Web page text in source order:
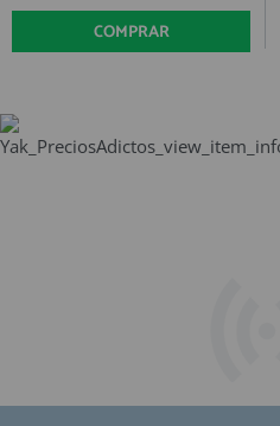
COMPRAR